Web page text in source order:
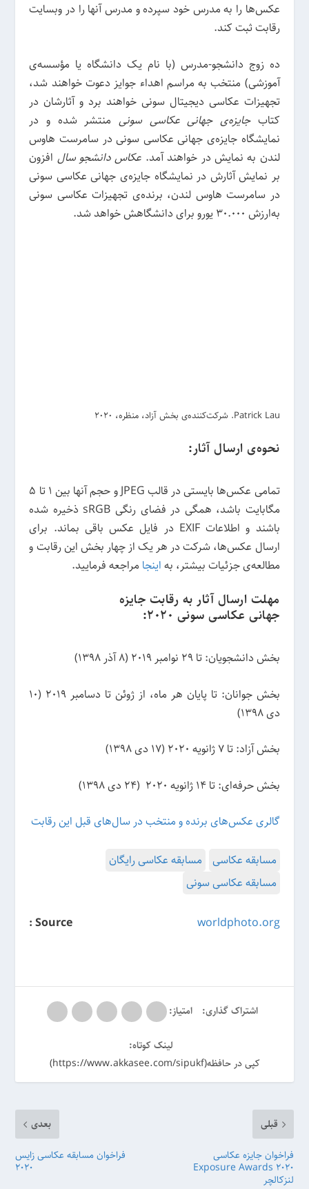
عکس‌ها را به مدرس خود سپرده و مدرس آنها را در وبسایت
رقابت ثبت کند.
ده زوج دانشجو-مدرس (با نام یک دانشگاه یا مؤسسه‌ی
آموزشی) منتخب به مراسم اهداء جوایز دعوت خواهند شد،
تجهیزات عکاسی دیجیتال سونی خواهند برد و آثارشان در
کتابجایزه‌ی جهانی عکاسی سونی منتشر شده و در
نمایشگاه جایزه‌ی جهانی عکاسی سونی در سامرست هاوس
لندن به نمایش در خواهند آمد. عکاس دانشجو سال افزون
بر نمایش آثارش در نمایشگاه جایزه‌ی جهانی عکاسی سونی
در سامرست هاوس لندن، برنده‌ی تجهیزات عکاسی سونی
به‌ارزش 30.000 یورو برای دانشگاهش خواهد شد.
Patrick Lau. شرکت‌کننده‌ی بخش آزاد، منظره، 2020
نحوه‌ی ارسال آثار:
تمامی عکس‌ها بایستی در قالب JPEG و حجم آنها بین 1 تا 5
مگابایت باشد، همگی در فضای رنگی sRGB ذخیره شده
باشند و اطلاعات EXIF در فایل عکس باقی بماند. برای
ارسال عکس‌ها، شرکت در هر یک از چهار بخش این رقابت و
مطالعه‌ی جزئیات بیشتر، به اینجا مراجعه فرمایید.
مهلت ارسال آثار به رقابت جایزه
جهانی عکاسی سونی 2020:
بخش دانشجویان: تا 29 نوامبر 2019 (8 آذر 1398)
بخش جوانان: تا پایان هر ماه، از ژوئن تا دسامبر 2019 (10
دی 1398)
بخش آزاد: تا 7 ژانویه 2020 (17 دی 1398)
بخش حرفه‌ای: تا 14 ژانویه 2020 (24 دی 1398)
گالری عکس‌های برنده و منتخب در سال‌های قبل این رقابت
مسابقه عکاسی
مسابقه عکاسی رایگان
مسابقه عکاسی سونی
Source : worldphoto.org
اشتراک گذاری: امتیاز:
لینک کوتاه:
کپی در حافظه(https://www.akkasee.com/sipukf)
قبلی
فراخوان جایزه عکاسی
Exposure Awards 2020
لنزکالچر
بعدی
فراخوان مسابقه عکاسی زایس
2020